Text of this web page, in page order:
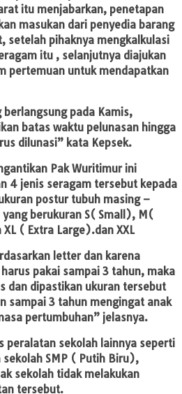
itu menjabarkan, penetapan
masukan dari penyedia barang
setelah pihaknya mengkalkulasi
itu , selanjutnya diajukan
pertemuan untuk mendapatkan
pada Kamis,
batas waktu pelunasan hingga
dilunasi” kata Kepsek.
Pak Wuritimur ini
4 jenis seragam tersebut kepada
postur tubuh masing –
berukuran S( Small), M(
( Extra Large).dan XXL
letter dan karena
pakai sampai 3 tahun, maka
dan dipastikan ukuran tersebut
sampai 3 tahun mengingat anak
pertumbuhan” jelasnya.
peralatan sekolah lainnya seperti
SMP ( Putih Biru),
sekolah tidak melakukan
tersebut.